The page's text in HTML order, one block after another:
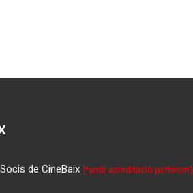
Socis de CineBaix(*amb acreditació pertinent)